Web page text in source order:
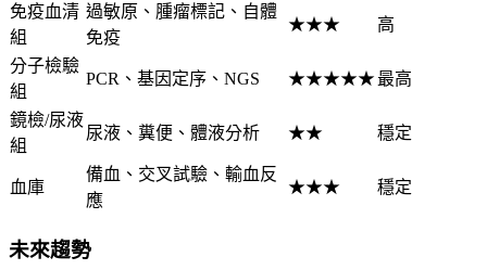
免疫血清
組
過敏原、腫瘤標記、自體
免疫
★★★ 高
分子檢驗
組
PCR、基因定序、NGS ★★★★★ 最高
鏡檢/尿液
組
尿液、糞便、體液分析 ★★ 穩定
血庫
備血、交叉試驗、輸血反
應
★★★ 穩定
未來趨勢